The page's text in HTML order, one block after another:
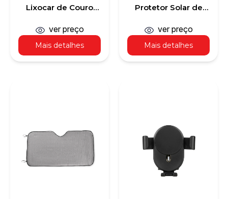
Lixocar de Couro
Mais detalhes
ver preço
Protetor Solar de
Mais detalhes
ver preço